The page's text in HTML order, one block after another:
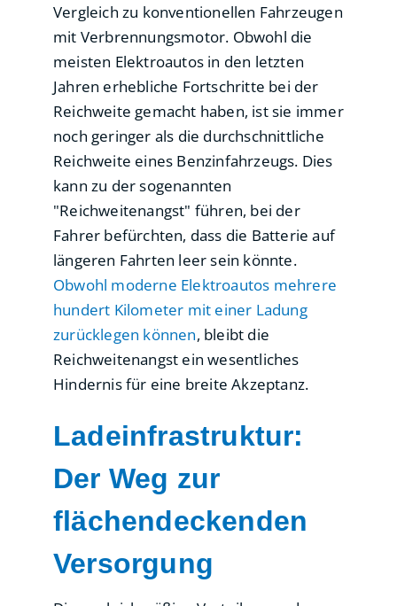
Vergleich zu konventionellen Fahrzeugen
mit Verbrennungsmotor. Obwohl die
meisten Elektroautos in den letzten
Jahren erhebliche Fortschritte bei der
Reichweite gemacht haben, ist sie immer
noch geringer als die durchschnittliche
Reichweite eines Benzinfahrzeugs. Dies
kann zu der sogenannten
"Reichweitenangst" führen, bei der
Fahrer befürchten, dass die Batterie auf
längeren Fahrten leer sein könnte.
Obwohl moderne Elektroautos mehrere
hundert Kilometer mit einer Ladung
zurücklegen können, bleibt die
Reichweitenangst ein wesentliches
Hindernis für eine breite Akzeptanz.
Ladeinfrastruktur:
Der Weg zur
flächendeckenden
Versorgung